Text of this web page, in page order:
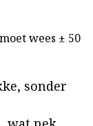
wees ± 50
sonder